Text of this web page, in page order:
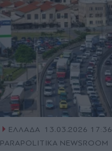
ΕΛΛΑΔΑ 13.03.2026 17:36
PARAPOLITIKA NEWSROOM